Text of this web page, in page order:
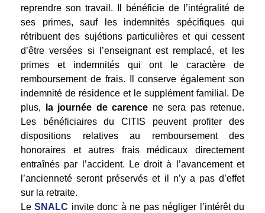
reprendre son travail. Il bénéficie de l’intégralité de
ses primes, sauf les indemnités spécifiques qui
rétribuent des sujétions particulières et qui cessent
d’être versées si l’enseignant est remplacé, et les
primes et indemnités qui ont le caractère de
remboursement de frais. Il conserve également son
indemnité de résidence et le supplément familial. De
plus,
la journée de carence ne sera pas retenue.
Les bénéficiaires du CITIS peuvent profiter des
dispositions relatives au remboursement des
honoraires et autres frais médicaux directement
entraînés par l’accident. Le droit à l’avancement et
l’ancienneté seront préservés et il n’y a pas d’effet
sur la retraite.
LeSNALC invite donc à ne pas négliger l’intérêt du